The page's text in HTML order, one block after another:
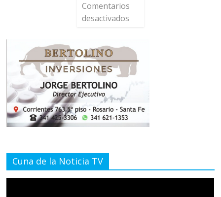
Comentarios
desactivados
Cuna de la Noticia TV